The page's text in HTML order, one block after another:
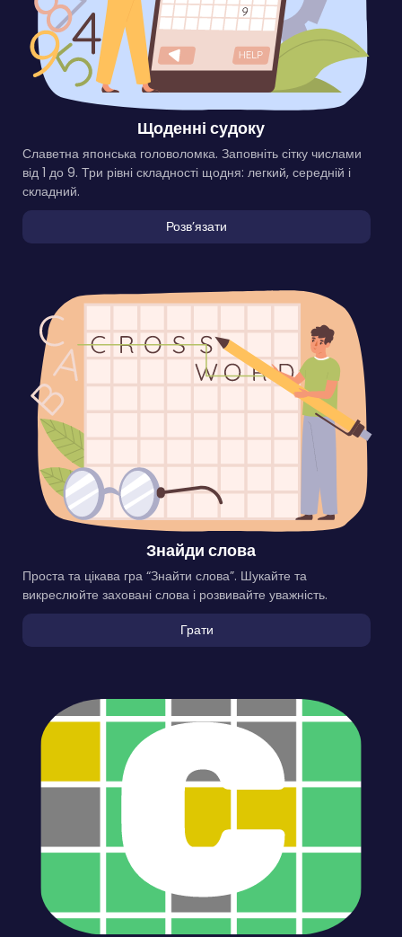
Щоденні судоку
Славетна японська головоломка. Заповніть сітку числами
від 1 до 9. Три рівні складності щодня: легкий, середній і
складний.
Розвʼязати
Знайди слова
Проста та цікава гра “Знайти слова”. Шукайте та
викреслюйте заховані слова і розвивайте уважність.
Грати